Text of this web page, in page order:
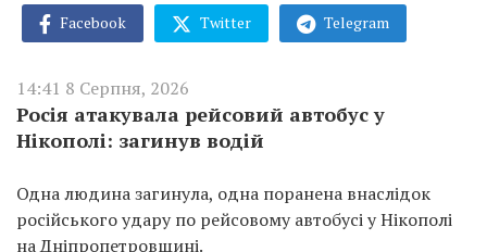
Facebook Twitter Telegram
14:41 8 Серпня, 2026
Росія атакувала рейсовий автобус у
Нікополі: загинув водій
Одна людина загинула, одна поранена внаслідок
російського удару по рейсовому автобусі у Нікополі
на Дніпропетровщині.